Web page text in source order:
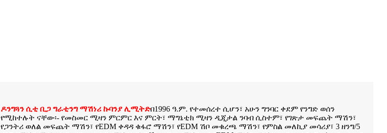
ዶንግጓን ሲቲ ቢጋ ግራቲንግ ማሽነሪ ኩባንያ ሊሚትድበ1996 ዓ.ም. የተመሰረተ ሲሆን፣ አሁን ግንባር ቀደም የንግድ ወሰን
የሚከተሉት ናቸው፡- የመስመር ሚዛን ምርምር እና ምርት፣ ማግኔቲክ ሚዛን ዲጂታል ንባብ ሲስተም፣ የገጽታ መፍጨት ማሽን፣
የጋንትሪ ወለል መፍጨት ማሽን፣ የEDM ቀዳዳ ቁፋሮ ማሽን፣ የEDM ሽቦ መቁረጫ ማሽን፣ የምስል መለኪያ መሳሪያ፣ 3 ዘንግ/5